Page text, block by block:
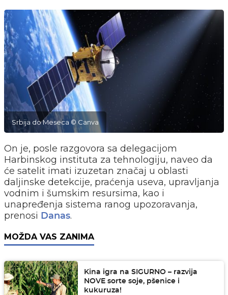
Srbija do Meseca © Canva
On je, posle razgovora sa delegacijom
Harbinskog instituta za tehnologiju, naveo da
će satelit imati izuzetan značaj u oblasti
daljinske detekcije, praćenja useva, upravljanja
vodnim i šumskim resursima, kao i
unapređenja sistema ranog upozoravanja,
prenosi
Danas.
MOŽDA VAS ZANIMA
Kina igra na SIGURNO – razvija
NOVE sorte soje, pšenice i
kukuruza!